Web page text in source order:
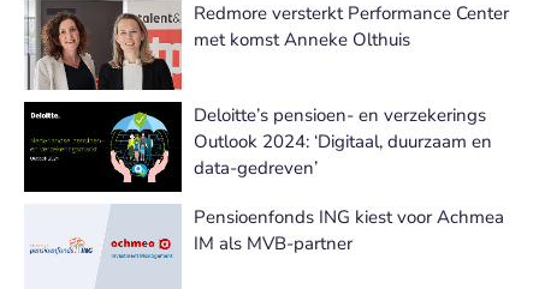
Redmore versterkt Performance Center
met komst Anneke Olthuis
Deloitte’s pensioen- en verzekerings
Outlook 2024: ‘Digitaal, duurzaam en
data-gedreven’
Pensioenfonds ING kiest voor Achmea
IM als MVB-partner